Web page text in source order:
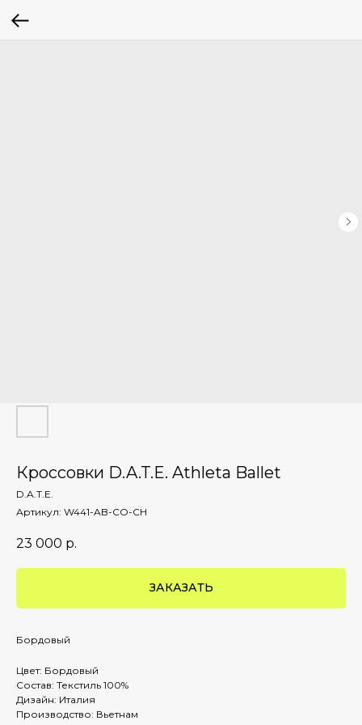
Кроссовки D.A.T.E. Athleta Ballet
D.A.T.E.
Артикул: W441-AB-CO-CH
23 000 р.
ЗАКАЗАТЬ
Бордовый
Цвет: Бордовый
Состав: Текстиль 100%
Дизайн: Италия
Производство: Вьетнам